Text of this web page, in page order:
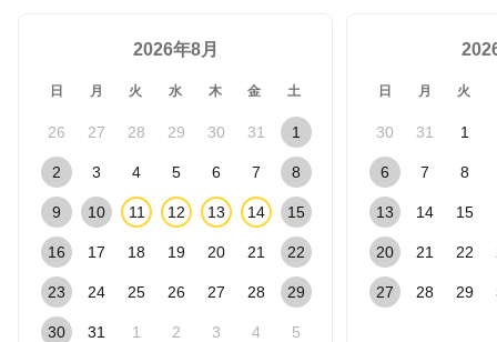
2026年8月
日 月 火 水 木 金 土
26 27 28 29 30 31 1
2 3 4 5 6 7 8
9 10 11 12 13 14 15
16 17 18 19 20 21 22
23 24 25 26 27 28 29
30 31 1 2 3 4 5
日 月 火
30 31 1
6 7 8
13 14 15
20 21 22
27 28 29